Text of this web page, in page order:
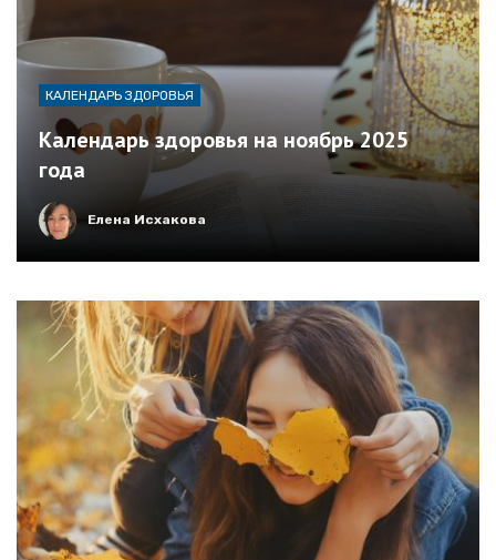
КАЛЕНДАРЬ ЗДОРОВЬЯ
Календарь здоровья на ноябрь 2025
года
Елена Исхакова